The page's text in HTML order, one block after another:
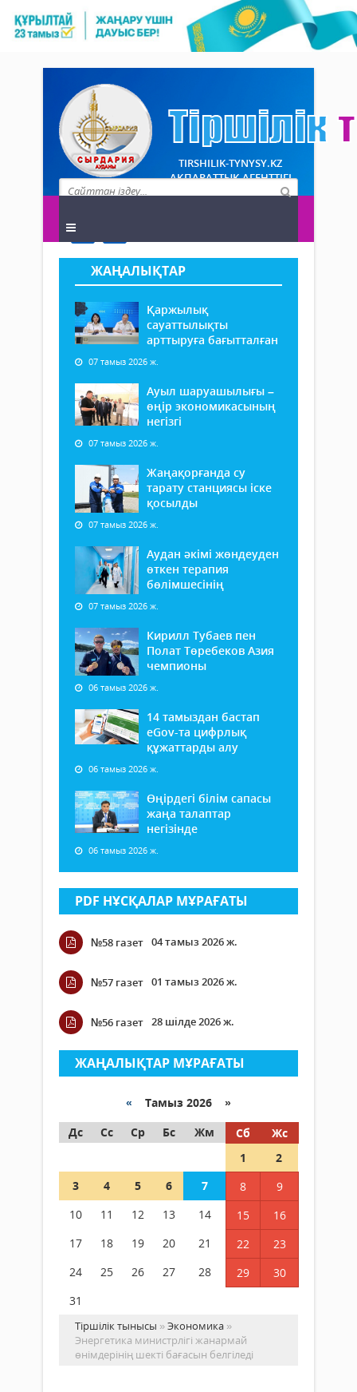
TIRSHILIK-TYNYSY.KZ
АҚПАРАТТЫҚ АГЕНТТІГІ
ЖАҢАЛЫҚТАР
Қаржылық
сауаттылықты
арттыруға бағытталған
07 тамыз 2026 ж.
Ауыл шаруашылығы –
өңір экономикасының
негізгі
07 тамыз 2026 ж.
Жаңақорғанда су
тарату станциясы іске
қосылды
07 тамыз 2026 ж.
Аудан әкімі жөндеуден
өткен терапия
бөлімшесінің
07 тамыз 2026 ж.
Кирилл Тубаев пен
Полат Төребеков Азия
чемпионы
06 тамыз 2026 ж.
14 тамыздан бастап
еGov-та цифрлық
құжаттарды алу
06 тамыз 2026 ж.
Өңірдегі білім сапасы
жаңа талаптар
негізінде
06 тамыз 2026 ж.
PDF НҰСҚАЛАР МҰРАҒАТЫ
№58 газет 04 тамыз 2026 ж.
№57 газет 01 тамыз 2026 ж.
№56 газет 28 шілде 2026 ж.
ЖАҢАЛЫҚТАР МҰРАҒАТЫ
« Тамыз 2026 »
Дс
Сс Ср Бс Жм Сб
Жс
1
2
3
4 5 6 7 8
9
10
11 12 13 14 15
16
17
18 19 20 21 22
23
24
25 26 27 28 29
30
31
Тіршілік тынысы »Экономика »
Энергетика министрлігі жанармай
өнімдерінің шекті бағасын белгіледі